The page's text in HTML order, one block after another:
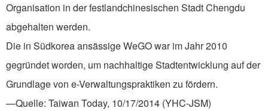
Organisation in der festlandchinesischen Stadt Chengdu
abgehalten werden.
Die in Südkorea ansässige WeGO war im Jahr 2010
gegründet worden, um nachhaltige Stadtentwicklung auf der
Grundlage von e-Verwaltungspraktiken zu fördern.
—Quelle: Taiwan Today, 10/17/2014 (YHC-JSM)